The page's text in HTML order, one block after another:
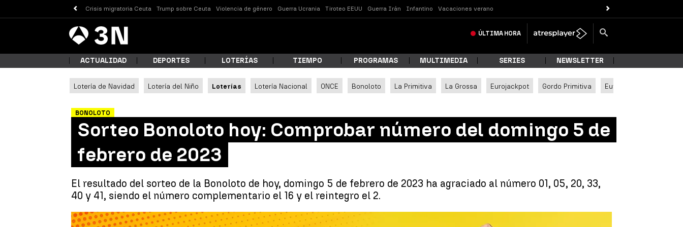
Crisis migratoria Ceuta Trump sobre Ceuta Violencia de género Guerra Ucrania Tiroteo EEUU Guerra Irán Infantino Vacaciones verano
Antena
3 Noticias ÚLTIMA HORA
¿Qué estás buscando?
Buscar
ACTUALIDAD DEPORTES LOTERÍAS TIEMPO PROGRAMAS MULTIMEDIA SERIES NEWSLETTER
Lotería de Navidad Lotería del Niño Loterías Lotería Nacional ONCE Bonoloto La Primitiva La Grossa Eurojackpot Gordo Primitiva Euromillones
BONOLOTO
Sorteo Bonoloto hoy: Comprobar número del domingo 5 de
febrero de 2023
El resultado del sorteo de la Bonoloto de hoy, domingo 5 de febrero de 2023 ha agraciado al número 01, 05, 20, 33,
40 y 41, siendo el número complementario el 16 y el reintegro el 2.